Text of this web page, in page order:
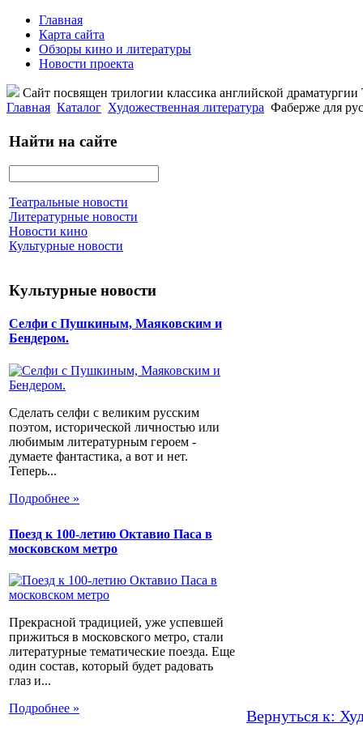
Главная
Карта сайта
Обзоры кино и литературы
Новости проекта
Сайт посвящен трилогии классика английской
Главная Каталог Художественная литература Фаберже для
Найти на сайте
Театральные новости
Литературные новости
Новости кино
Культурные новости
Культурные новости
Селфи с Пушкиным, Маяковским и
Бендером.
Сделать селфи с великим русским
поэтом, исторической личностью или
любимым литературным героем -
думаете фантастика, а вот и нет.
Теперь...
Подробнее »
Поезд к 100-летию Октавио Паса в
московском метро
Прекрасной традицией, уже успевшей
прижиться в московского метро, стали
литературные тематические поезда. Еще
один состав, который будет радовать
глаз и...
Подробнее »
Вернуться к: